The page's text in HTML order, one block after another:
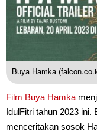
Buya Hamka
Film Buya Hamka
IdulFitri tahun 2023 ini.
menceritakan sosok